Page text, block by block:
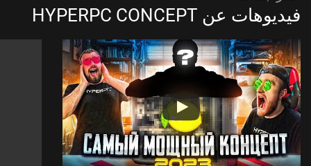
فيديوهات عن HYPERPC CONCEPT